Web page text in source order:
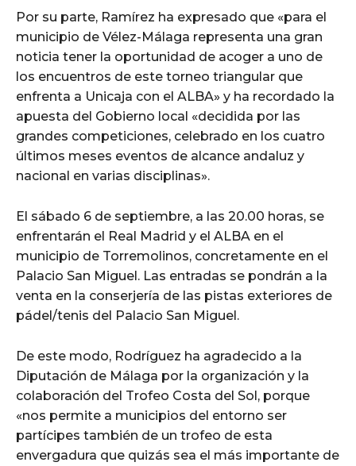
Por su parte, Ramírez ha expresado que «para el
municipio de Vélez-Málaga representa una gran
noticia tener la oportunidad de acoger a uno de
los encuentros de este torneo triangular que
enfrenta a Unicaja con el ALBA» y ha recordado la
apuesta del Gobierno local «decidida por las
grandes competiciones, celebrado en los cuatro
últimos meses eventos de alcance andaluz y
nacional en varias disciplinas».
El sábado 6 de septiembre, a las 20.00 horas, se
enfrentarán el Real Madrid y el ALBA en el
municipio de Torremolinos, concretamente en el
Palacio San Miguel. Las entradas se pondrán a la
venta en la conserjería de las pistas exteriores de
pádel/tenis del Palacio San Miguel.
De este modo, Rodríguez ha agradecido a la
Diputación de Málaga por la organización y la
colaboración del Trofeo Costa del Sol, porque
«nos permite a municipios del entorno ser
partícipes también de un trofeo de esta
envergadura que quizás sea el más importante de